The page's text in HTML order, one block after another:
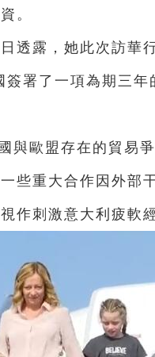
。
透露，她此次訪華
署了一項為期三
與歐盟存在的貿易
些重大合作因外部
作刺激意大利疲軟